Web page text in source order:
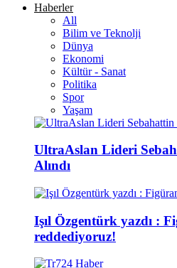
Haberler
All
Bilim ve Teknolji
Dünya
Ekonomi
Kültür - Sanat
Politika
Spor
Yaşam
UltraAslan Lideri
Alındı
Işıl Özgentürk yazdı :
reddediyoruz!